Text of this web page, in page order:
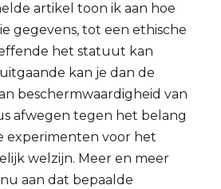
artikel toon ik aan hoe
gegevens, tot een ethische
het statuut kan
kan je dan de
beschermwaardigheid van
afwegen tegen het belang
experimenten voor het
welzijn. Meer en meer
aan dat bepaalde